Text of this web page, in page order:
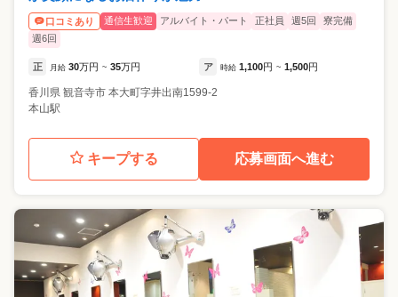
口コミあり 通信生歓迎 アルバイト・パート 正社員 週5回
寮完備
週6回
正 月給 30万円 ~ 35万円 ア 時給 1,100円 ~ 1,500円
香川県 観音寺市 本大町字井出南1599-2
本山駅
キープする 応募画面へ進む